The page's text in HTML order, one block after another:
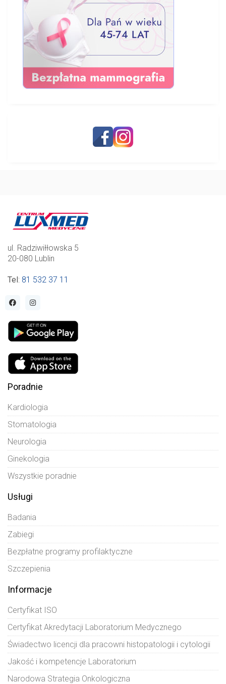
ul. Radziwiłłowska 5
20-080 Lublin
Tel: 81 532 37 11
Poradnie
Kardiologia
Stomatologia
Neurologia
Ginekologia
Wszystkie poradnie
Usługi
Badania
Zabiegi
Bezpłatne programy profilaktyczne
Szczepienia
Informacje
Certyfikat ISO
Certyfikat Akredytacji Laboratorium Medycznego
Świadectwo licencji dla pracowni histopatologii i cytologii
Jakość i kompetencje Laboratorium
Narodowa Strategia Onkologiczna